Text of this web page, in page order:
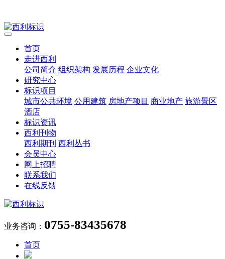
首页
走进西利
公司简介 组织架构 发展历程 企业文化
研究中心
标识项目
城市公共环境 公用建筑 房地产项目 商业地产 旅游景区
酒店
标识资讯
西利刊物
西利期刊 西利丛书
会员中心
网上招聘
联系我们
在线反馈
业务咨询： 0755-83435678
首页